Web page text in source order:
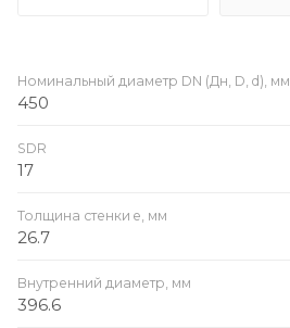
Номинальный диаметр DN (Дн, D, d), мм
450
SDR
17
Толщина стенки e, мм
26.7
Внутренний диаметр, мм
396.6